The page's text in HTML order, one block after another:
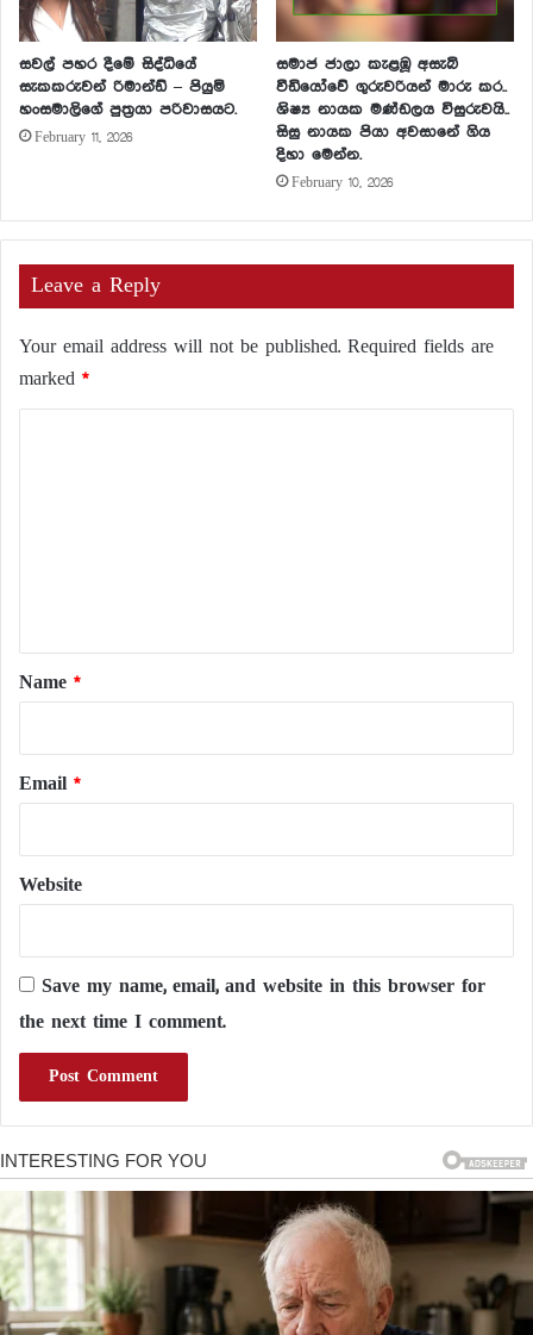
සවල් පහර දීමේ සිද්ධියේ
සැකකරුවන් රිමාන්ඩ් – පියුමි
හංසමාලිගේ පුත්‍රයා පරිවාසයට.
February 11, 2026
සමාජ ජාලා කැළඹූ අසැබි
වීඩියෝවේ ගුරුවරියන් මාරු කර..
ශිෂ්‍ය නායක මණ්ඩලය විසුරුවයි..
සිසු නායක පියා අවසානේ ගිය
දිහා මෙන්න.
February 10, 2026
Leave a Reply
Your email address will not be published. Required fields are
marked *
*
Name *
Email *
Website
Save my name, email, and website in this browser for
the next time I comment.